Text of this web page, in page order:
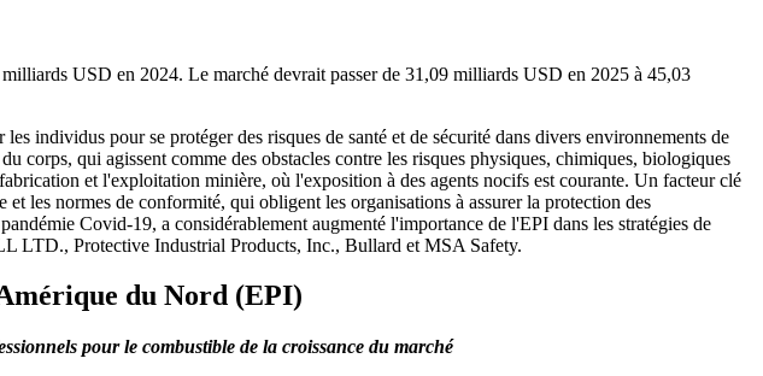
milliards USD en 2024. Le marché devrait passer de 31,09 milliards USD en 2025 à 45,03
individus pour se protéger des risques de santé et de sécurité dans divers environnements de
corps, qui agissent comme des obstacles contre les risques physiques, chimiques, biologiques
et l'exploitation minière, où l'exposition à des agents nocifs est courante. Un facteur clé
les normes de conformité, qui obligent les organisations à assurer la protection des
Covid-19, a considérablement augmenté l'importance de l'EPI dans les stratégies de
LTD., Protective Industrial Products, Inc., Bullard et MSA Safety.
du Nord (EPI)
pour le combustible de la croissance du marché